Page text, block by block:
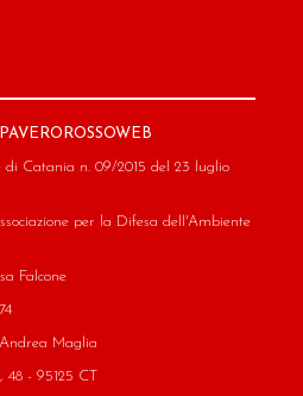
di Catania n. 09/2015 del 23 luglio
per la Difesa dell'Ambiente
Falcone
Maglia
48 - 95125 CT